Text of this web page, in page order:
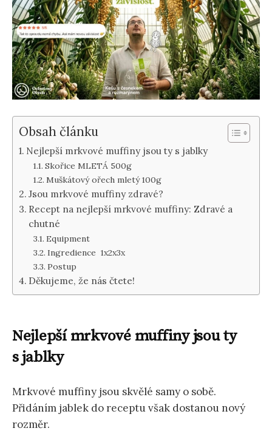
Obsah článku
Nejlepší mrkvové muffiny jsou ty s jablky
Skořice MLETÁ 500g
Muškátový ořech mletý 100g
Jsou mrkvové muffiny zdravé?
Recept na nejlepší mrkvové muffiny: Zdravé a
chutné
Equipment
Ingredience 1x2x3x
Postup
Děkujeme, že nás čtete!
Nejlepší mrkvové muffiny jsou ty
s jablky
Mrkvové muffiny jsou skvělé samy o sobě.
Přidáním jablek do receptu však dostanou nový
rozměr.